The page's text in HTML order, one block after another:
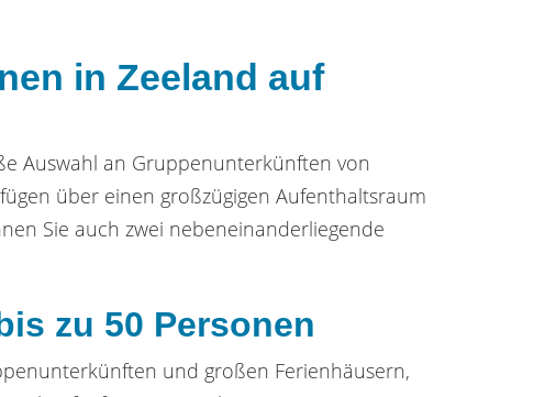
in Zeeland auf
Auswahl an Gruppenunterkünften von
über einen großzügigen Aufenthaltsraum
Sie auch zwei nebeneinanderliegende
zu 50 Personen
und großen Ferienhäusern,